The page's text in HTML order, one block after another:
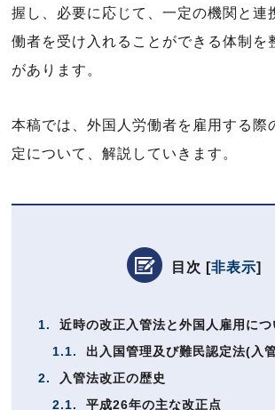
握し、必要に応じて、一定の機関と連
働者を受け入れることができる体制を
があります。
本稿では、外国人労働者を雇用する際
定について、解説していきます。
目次 [非表示]
1.
近時の改正入管法と外国人雇用につ
1.1.
出入国管理及び難民認定法(入
2.
入管法改正の歴史
2.1.
平成26年の主な改正点